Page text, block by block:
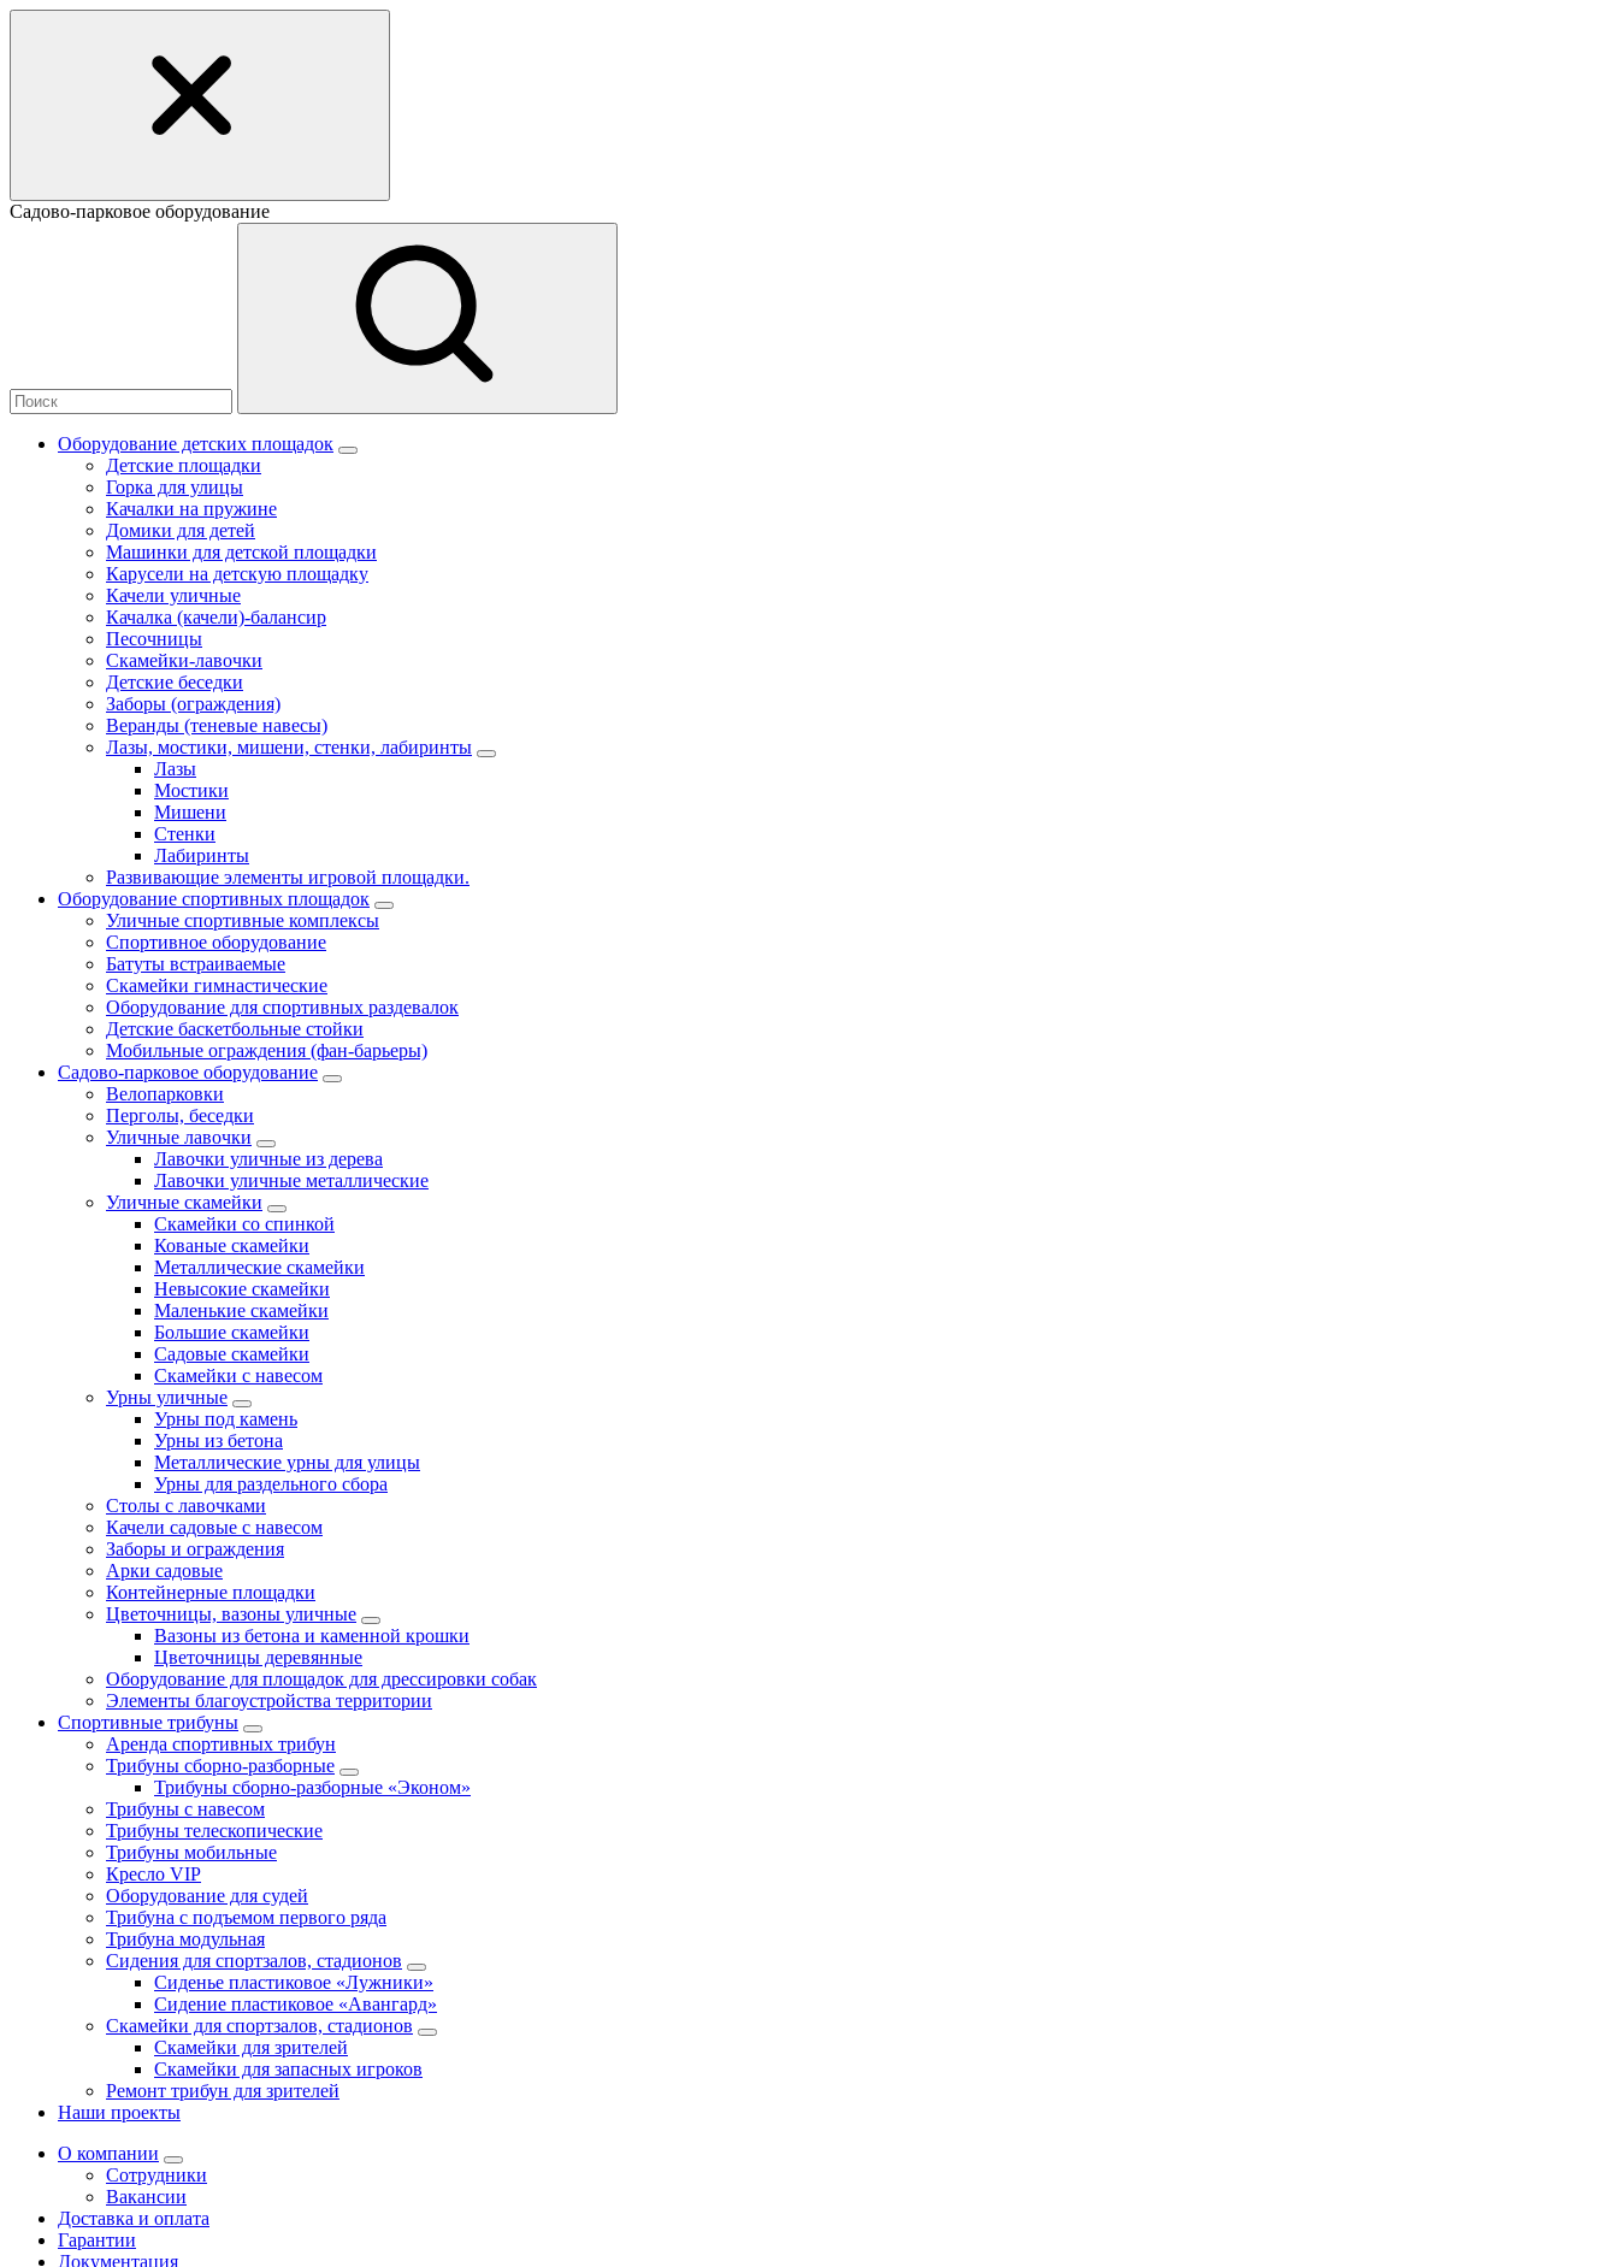
Садово-парковое оборудование
Оборудование детских площадок
Детские площадки
Горка для улицы
Качалки на пружине
Домики для детей
Машинки для детской площадки
Карусели на детскую площадку
Качели уличные
Качалка (качели)-балансир
Песочницы
Скамейки-лавочки
Детские беседки
Заборы (ограждения)
Веранды (теневые навесы)
Лазы, мостики, мишени, стенки, лабиринты
Лазы
Мостики
Мишени
Стенки
Лабиринты
Развивающие элементы игровой площадки.
Оборудование спортивных площадок
Уличные спортивные комплексы
Спортивное оборудование
Батуты встраиваемые
Скамейки гимнастические
Оборудование для спортивных раздевалок
Детские баскетбольные стойки
Мобильные ограждения (фан-барьеры)
Садово-парковое оборудование
Велопарковки
Перголы, беседки
Уличные лавочки
Лавочки уличные из дерева
Лавочки уличные металлические
Уличные скамейки
Скамейки со спинкой
Кованые скамейки
Металлические скамейки
Невысокие скамейки
Маленькие скамейки
Большие скамейки
Садовые скамейки
Скамейки с навесом
Урны уличные
Урны под камень
Урны из бетона
Металлические урны для улицы
Урны для раздельного сбора
Столы с лавочками
Качели садовые с навесом
Заборы и ограждения
Арки садовые
Контейнерные площадки
Цветочницы, вазоны уличные
Вазоны из бетона и каменной крошки
Цветочницы деревянные
Оборудование для площадок для дрессировки собак
Элементы благоустройства территории
Спортивные трибуны
Аренда спортивных трибун
Трибуны сборно-разборные
Трибуны сборно-разборные «Эконом»
Трибуны с навесом
Трибуны телескопические
Трибуны мобильные
Кресло VIP
Оборудование для судей
Трибуна с подъемом первого ряда
Трибуна модульная
Сидения для спортзалов, стадионов
Сиденье пластиковое «Лужники»
Сидение пластиковое «Авангард»
Скамейки для спортзалов, стадионов
Скамейки для зрителей
Скамейки для запасных игроков
Ремонт трибун для зрителей
Наши проекты
О компании
Сотрудники
Вакансии
Доставка и оплата
Гарантии
Документация